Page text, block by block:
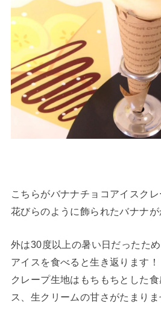
こちらがバナナチョコアイスクレ
花びらのように飾られたバナナが
外は30度以上の暑い日だったた
アイスを食べると生き返ります！
クレープ生地はもちもちとした
ス、生クリームの甘さがたまりま